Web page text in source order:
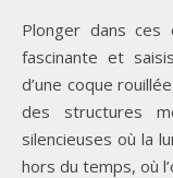
Plonger dans
fascinante et
d’une coque
des structures
silencieuses où la
hors du temps, où